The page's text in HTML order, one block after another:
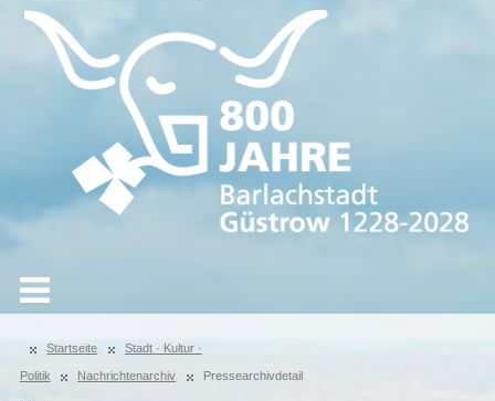
Startseite Stadt · Kultur ·
Politik Nachrichtenarchiv Pressearchivdetail